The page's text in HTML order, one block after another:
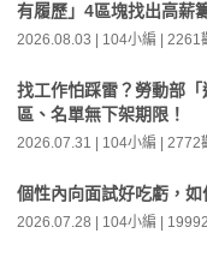
有履歷」4區塊找出高薪
2026.08.03 | 104小編 | 2261
找工作怕踩雷？勞動部
區、名單無下架期限！
2026.07.31 | 104小編 | 2772
個性內向面試好吃虧，
2026.07.28 | 104小編 |